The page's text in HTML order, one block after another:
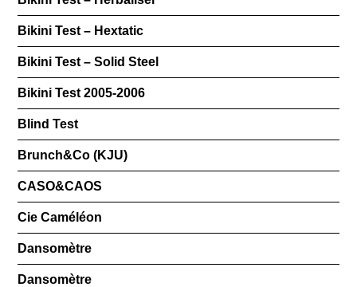
Bikini Test – Hextatic
Bikini Test – Solid Steel
Bikini Test 2005-2006
Blind Test
Brunch&Co (KJU)
CASO&CAOS
Cie Caméléon
Dansomètre
Dansomètre